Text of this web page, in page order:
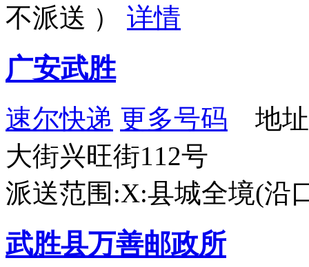
不派送 ） 详情
广安武胜
速尔快递 更多号码 地址
大街兴旺街112号
派送范围:X:县城全境(沿
武胜县万善邮政所